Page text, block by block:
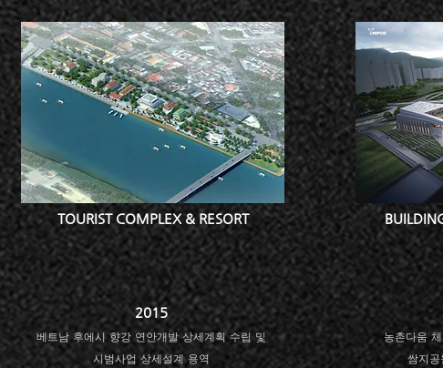
TOURIST COMPLEX & RESORT
2015
베트남 후에시 향강 연안개발 상세계획 수립 및
시범사업 상세설계 용역
농촌다움
쌈지